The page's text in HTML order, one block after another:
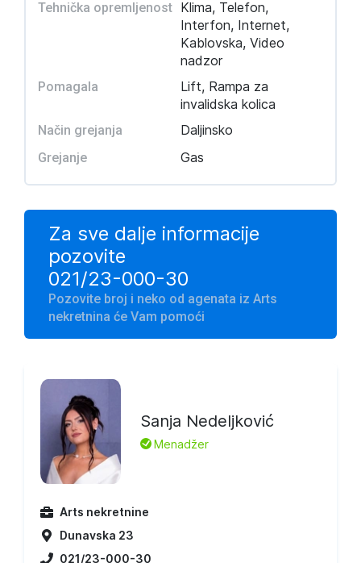
Tehnička opremljenost Klima, Telefon,
Interfon, Internet,
Kablovska, Video
nadzor
Pomagala
Lift, Rampa za
invalidska kolica
Način grejanja Daljinsko
Grejanje Gas
Za sve dalje informacije
pozovite
021/23-000-30
Pozovite broj i neko od agenata iz Arts
nekretnina će Vam pomoći
Sanja Nedeljković
L Menadžer
Arts nekretnine
Dunavska 23
021/23-000-30